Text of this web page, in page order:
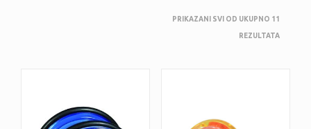
PRIKAZANI SVI OD UKUPNO 11
REZULTATA